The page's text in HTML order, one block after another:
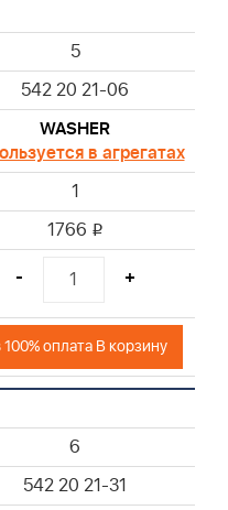
5
542 20 21-06
WASHER
в агрегатах
1
1766 i
- +
оплата В корзину
6
542 20 21-31